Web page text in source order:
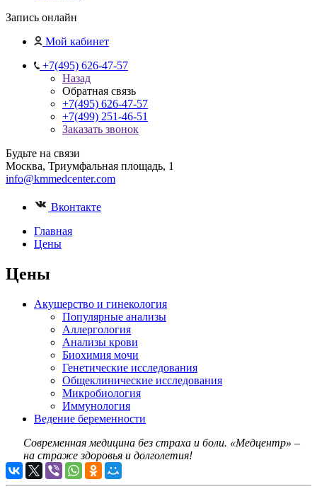
Запись онлайн
Мой кабинет
+7(495) 626-47-57
Назад
Обратная связь
+7(495) 626-47-57
+7(499) 251-46-51
Заказать звонок
Будьте на связи
Москва, Триумфальная площадь, 1
info@kmmedcenter.com
Вконтакте
Главная
Цены
Цены
Акушерство и гинекология
Популярные анализы
Аллергология
Анализы крови
Биохимия мочи
Генетические исследования
Общеклинические исследования
Микробиология
Иммунология
Ведение беременности
Современная медицина без страха и боли. «Медцентр» –
на страже здоровья и долголетия!